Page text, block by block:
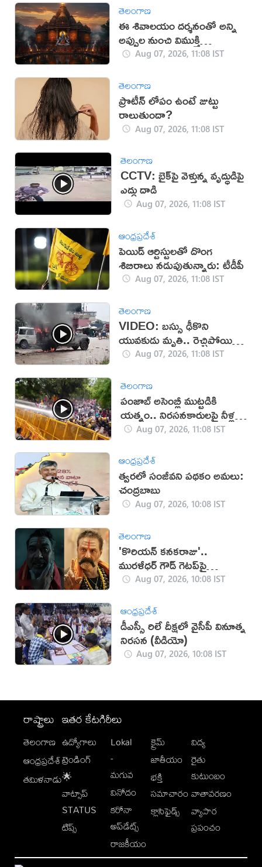
తెలంగాణ
ఈ శివాలయం దర్శనంతో అన్ని
అప్పుల నుంచి విముక్తి
లభిస్తుందట!
Aug 07, 2026, 11:08 IST
తెలంగాణ
ప్రొటీన్ లోపం ఉంటే జుట్టు
రాలుతుందా?
Aug 07, 2026, 11:08 IST
తెలంగాణ
CCTV: బైక్‌పై వెళ్తున్న వృద్ధుడిపై
ఎద్దు దాడి
Aug 07, 2026, 11:08 IST
ఆంధ్రప్రదేశ్
పెయిడ్ ఆర్టిస్టులతో దొంగ
శిబిరాలు నడుపుతున్నారు: టీడీపీ
Aug 07, 2026, 11:08 IST
తెలంగాణ
VIDEO: బస్సు ఢీకొని
యువకుడు మృతి.. రెచ్చిపోయిన
స్థానికులు!
Aug 07, 2026, 11:08 IST
తెలంగాణ
పంజాబ్ అసెంబ్లీ ముట్టడికి
యత్నం.. నిరసనకారులపై నీళ్ల
ఫిరంగులు!
Aug 07, 2026, 11:08 IST
ఆంధ్రప్రదేశ్
త్వరలో సంజీవని పథకం అమలు:
చంద్రబాబు
Aug 07, 2026, 10:08 IST
తెలంగాణ
'కొరియన్ కనకరాజు'..
మురళీధర్ గౌడ్ గెటప్‌పై
విమర్శలు!
Aug 07, 2026, 10:08 IST
ఆంధ్రప్రదేశ్
డీఎస్సీ రిలే దీక్ష‌లో వైసీపీ వినూత్న
నిర‌స‌న‌ (వీడియో)
Aug 07, 2026, 10:08 IST
రాష్ట్రాలు
తెలంగాణ
ఆంధ్రప్రదేశ్
తమిళనాడు
ఇతర కేటగిరీలు
ఉద్యోగాలు
ట్రెండింగ్
🌟
వాట్సాప్
STATUS
టిప్స్
Lokal
-
మగువ
వినోదం
కరోనా
అప్‌డేట్స్
రాజకీయం
క్రైమ్
జాతీయం
భక్తి
సమాచారం
క్లాసిఫైడ్స్
విద్య
రైతు
కుటుంబం
వాతావరణం
వ్యాపార
ప్రపంచం